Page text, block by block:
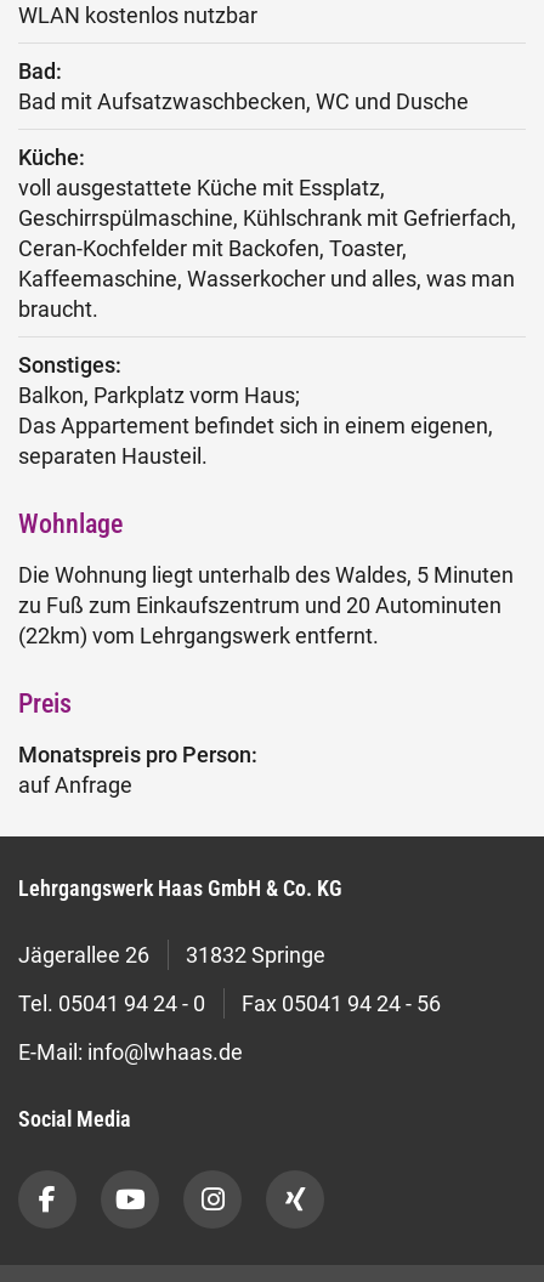
WLAN kostenlos nutzbar
Bad:
Bad mit Aufsatzwaschbecken, WC und Dusche
Küche:
voll ausgestattete Küche mit Essplatz,
Geschirrspülmaschine, Kühlschrank mit Gefrierfach,
Ceran-Kochfelder mit Backofen, Toaster,
Kaffeemaschine, Wasserkocher und alles, was man
braucht.
Sonstiges:
Balkon, Parkplatz vorm Haus;
Das Appartement befindet sich in einem eigenen,
separaten Hausteil.
Wohnlage
Die Wohnung liegt unterhalb des Waldes, 5 Minuten
zu Fuß zum Einkaufszentrum und 20 Autominuten
(22km) vom Lehrgangswerk entfernt.
Preis
Monatspreis pro Person:
auf Anfrage
Lehrgangswerk Haas GmbH & Co. KG
Jägerallee 26
31832 Springe
Tel. 05041 94 24 - 0 Fax 05041 94 24 - 56
E-Mail: info@lwhaas.de
Social Media